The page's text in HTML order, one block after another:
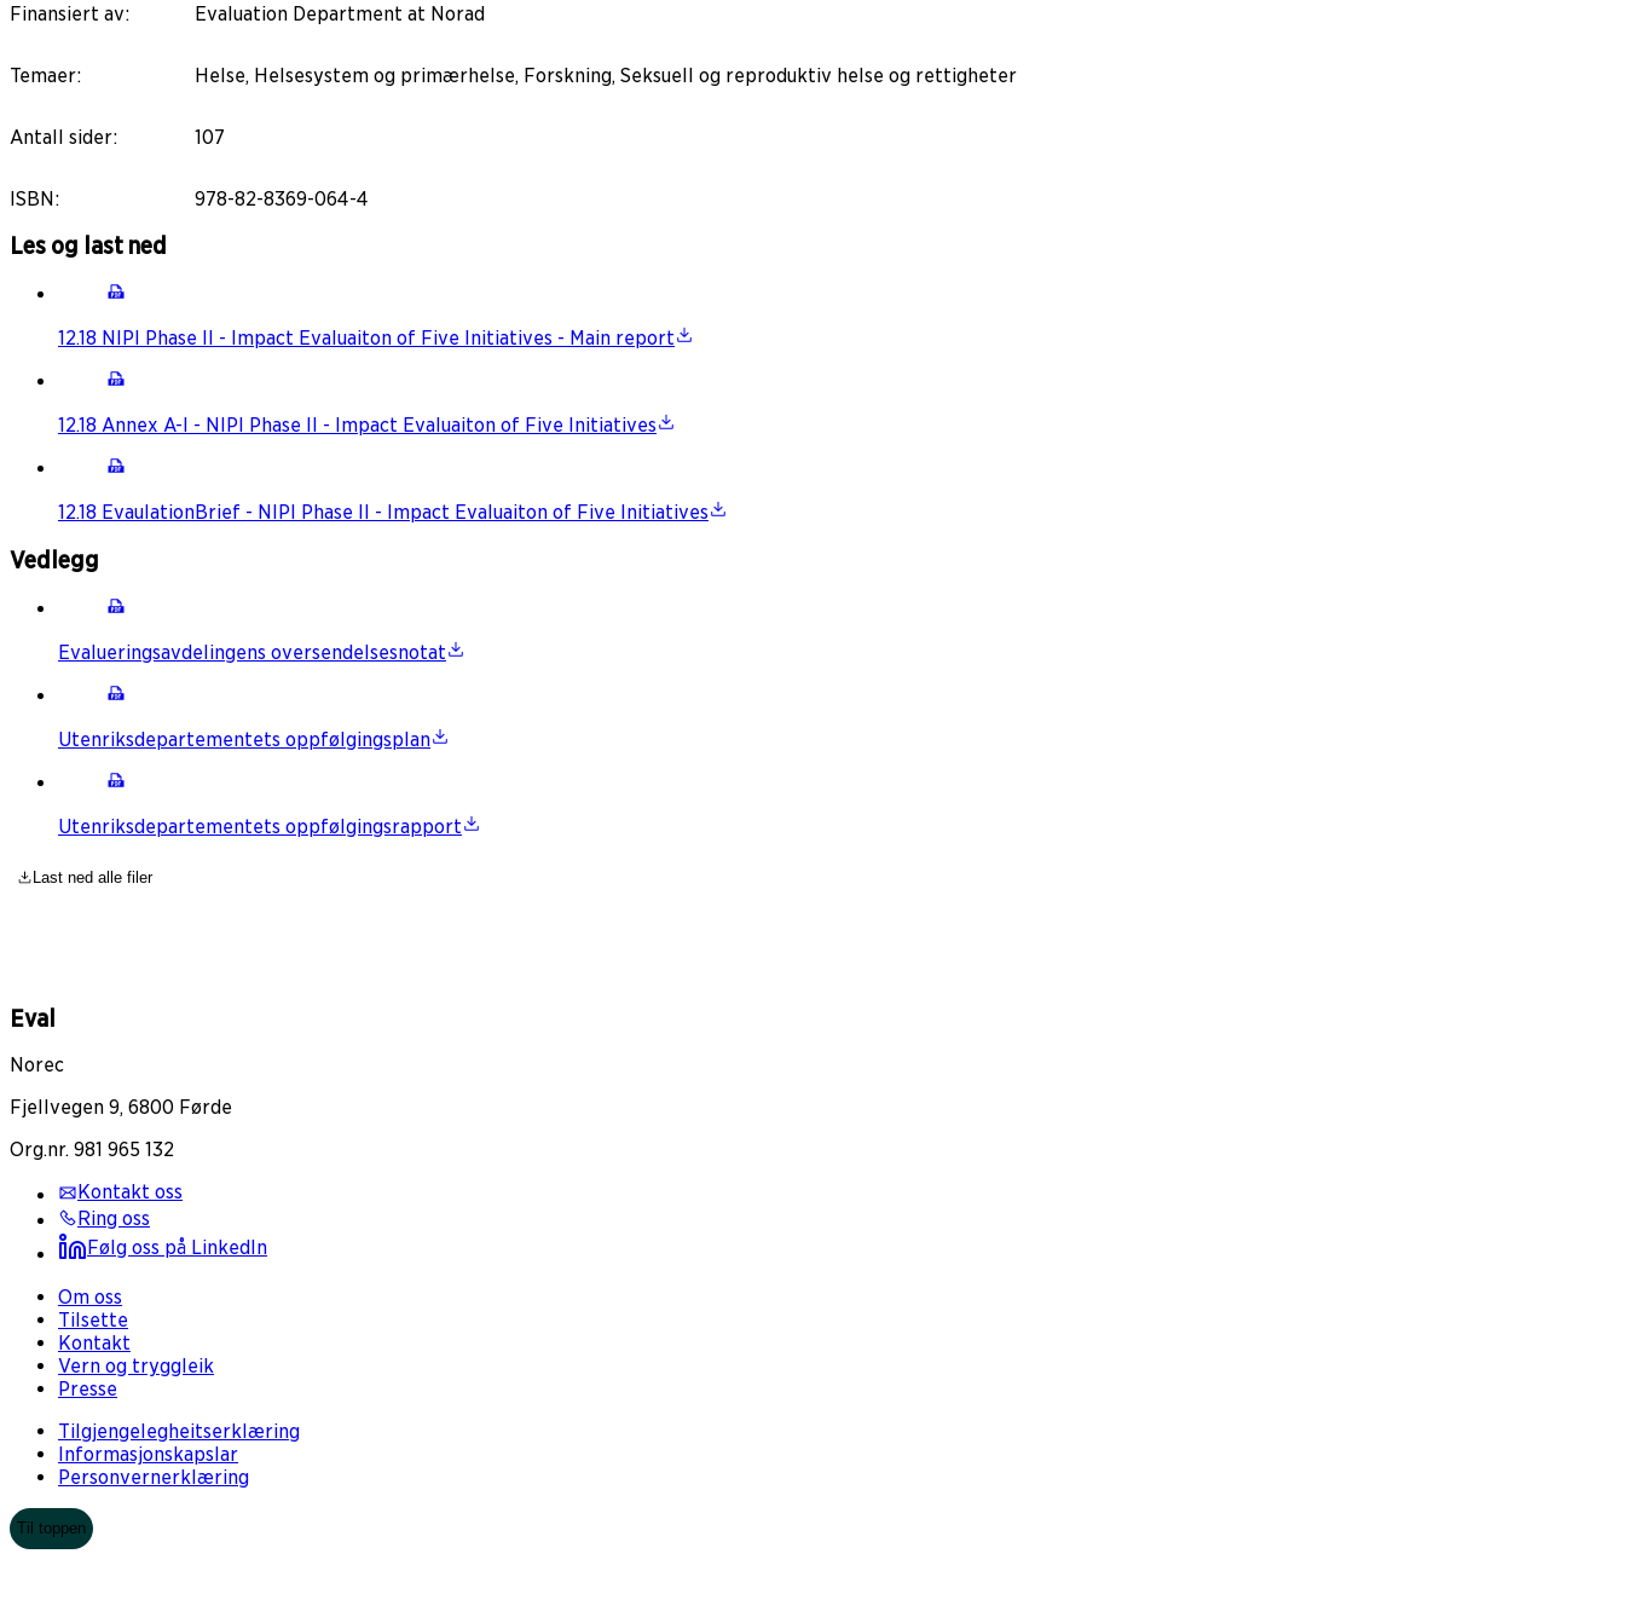
Finansiert av: Evaluation Department at Norad
Temaer: Helse, Helsesystem og primærhelse, Forskning, Seksuell og reproduktiv helse og rettigheter
Antall sider: 107
ISBN: 978-82-8369-064-4
Les og last ned
12.18 NIPI Phase II - Impact Evaluaiton of Five Initiatives - Main report
12.18 Annex A-I - NIPI Phase II - Impact Evaluaiton of Five Initiatives
12.18 EvaulationBrief - NIPI Phase II - Impact Evaluaiton of Five Initiatives
Vedlegg
Evalueringsavdelingens oversendelsesnotat
Utenriksdepartementets oppfølgingsplan
Utenriksdepartementets oppfølgingsrapport
Last ned alle filer
Eval
Norec
Fjellvegen 9, 6800 Førde
Org.nr. 981 965 132
Kontakt oss
Ring oss
Følg oss på LinkedIn
Om oss
Tilsette
Kontakt
Vern og tryggleik
Presse
Tilgjengelegheitserklæring
Informasjonskapslar
Personvernerklæring
Til toppen